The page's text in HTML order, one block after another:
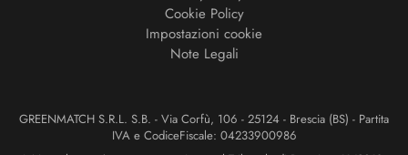
Cookie Policy
Impostazioni cookie
Note Legali
GREENMATCH S.R.L. S.B. - Via Corfù, 106 - 25124 - Brescia (BS) - Partita
IVA e CodiceFiscale: 04233900986